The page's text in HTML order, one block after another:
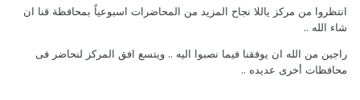
انتظروا من مركز ياللا نجاح المزيد من المحاضرات اسبوعياً بمحافظة قنا ان
شاء الله ..
راجين من الله ان يوفقنا فيما نصبوا اليه .. ويتسع افق المركز لنحاضر فى
محافظات أخرى عديده ..